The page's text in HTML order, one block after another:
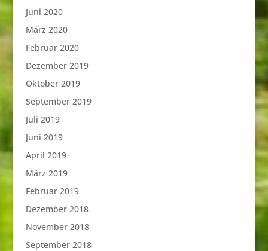
Juni 2020
März 2020
Februar 2020
Dezember 2019
Oktober 2019
September 2019
Juli 2019
Juni 2019
April 2019
März 2019
Februar 2019
Dezember 2018
November 2018
September 2018